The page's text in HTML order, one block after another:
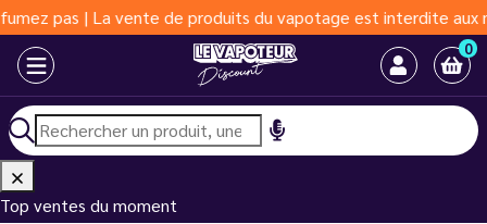
| La vente de produits du vapotage est interdite aux moins
0
Top ventes du moment